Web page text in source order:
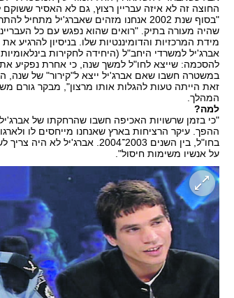
החוצה זה לא איזה עבריין רצוץ, גם לא האסיר
"בסוף שנת 2002 אנחנו מזהים שאברג'יל
שהיה מעורה בתיק. "רואים שהוא נפגש עם כל
מידת המרכזיות והדומיננטיות שלו. בניסיון להרגיע
אברג'יל למשרדי היחב"ל (היחידה לחקירות
להסכמה: שייצא לחו"ל למשך שנה, כי אחרת נפקיע את
במשטרה חשבו שאם אברג'יל ייצא ל"קירור" של שנה,
זאת הייתה טעות להגלות אותו מרצון", מבקר גורם
המהלך.
למה?
"כי בזמן שרשויות האכיפה חשבו שהרחקתו של
ההפך. עיקר הרציחות בארץ שאנחנו מייחסים לו
בחו"ל, בין השנים 2003־2004.
על אנשיו משימות חיסול".